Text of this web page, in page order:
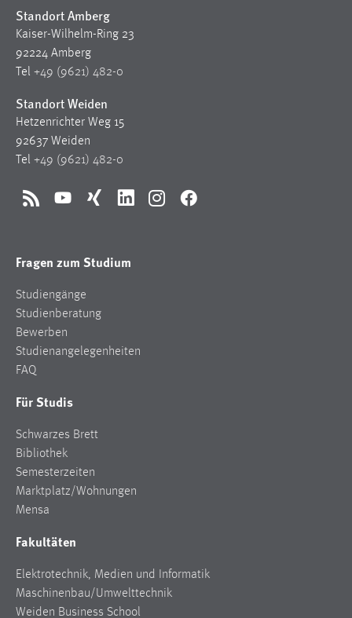
Standort Amberg
Kaiser-Wilhelm-Ring 23
92224 Amberg
Tel +49 (9621) 482-0
Standort Weiden
Hetzenrichter Weg 15
92637 Weiden
Tel +49 (9621) 482-0
RSS YouTubeXing LinkedInInstagramFacebook
Fragen zum Studium
Studiengänge
Studienberatung
Bewerben
Studienangelegenheiten
FAQ
Für Studis
Schwarzes Brett
Bibliothek
Semesterzeiten
Marktplatz/Wohnungen
Mensa
Fakultäten
Elektrotechnik, Medien und Informatik
Maschinenbau/Umwelttechnik
Weiden Business School